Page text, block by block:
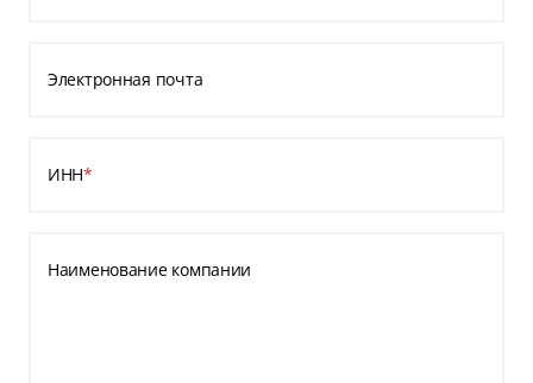
Электронная почта
ИНН*
Наименование компании